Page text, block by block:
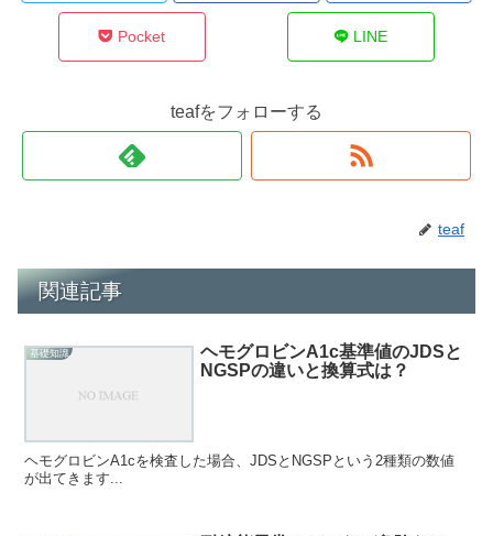
Pocket LINE
teafをフォローする
teaf
関連記事
基礎知識
ヘモグロビンA1c基準値のJDSと
NGSPの違いと換算式は？
ヘモグロビンA1cを検査した場合、JDSとNGSPという2種類の数値
が出てきます...